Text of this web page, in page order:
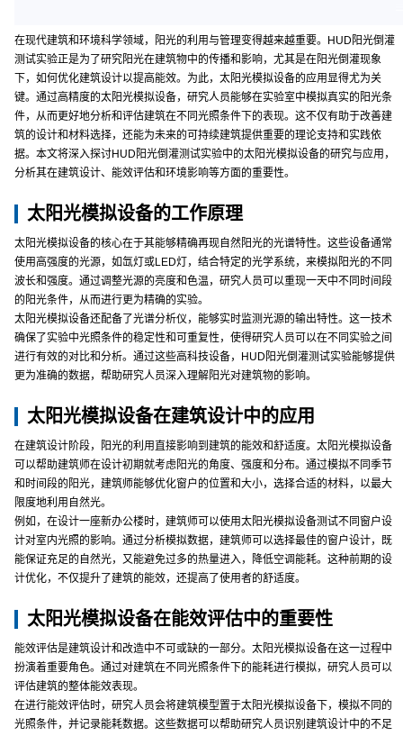
在现代建筑和环境科学领域，阳光的利用与管理变得越来越重要。HUD阳光倒灌
测试实验正是为了研究阳光在建筑物中的传播和影响，尤其是在阳光倒灌现象
下，如何优化建筑设计以提高能效。为此，太阳光模拟设备的应用显得尤为关
键。通过高精度的太阳光模拟设备，研究人员能够在实验室中模拟真实的阳光条
件，从而更好地分析和评估建筑在不同光照条件下的表现。这不仅有助于改善建
筑的设计和材料选择，还能为未来的可持续建筑提供重要的理论支持和实践依
据。本文将深入探讨HUD阳光倒灌测试实验中的太阳光模拟设备的研究与应用，
分析其在建筑设计、能效评估和环境影响等方面的重要性。
太阳光模拟设备的工作原理
太阳光模拟设备的核心在于其能够精确再现自然阳光的光谱特性。这些设备通常
使用高强度的光源，如氙灯或LED灯，结合特定的光学系统，来模拟阳光的不同
波长和强度。通过调整光源的亮度和色温，研究人员可以重现一天中不同时间段
的阳光条件，从而进行更为精确的实验。
太阳光模拟设备还配备了光谱分析仪，能够实时监测光源的输出特性。这一技术
确保了实验中光照条件的稳定性和可重复性，使得研究人员可以在不同实验之间
进行有效的对比和分析。通过这些高科技设备，HUD阳光倒灌测试实验能够提供
更为准确的数据，帮助研究人员深入理解阳光对建筑物的影响。
太阳光模拟设备在建筑设计中的应用
在建筑设计阶段，阳光的利用直接影响到建筑的能效和舒适度。太阳光模拟设备
可以帮助建筑师在设计初期就考虑阳光的角度、强度和分布。通过模拟不同季节
和时间段的阳光，建筑师能够优化窗户的位置和大小，选择合适的材料，以最大
限度地利用自然光。
例如，在设计一座新办公楼时，建筑师可以使用太阳光模拟设备测试不同窗户设
计对室内光照的影响。通过分析模拟数据，建筑师可以选择最佳的窗户设计，既
能保证充足的自然光，又能避免过多的热量进入，降低空调能耗。这种前期的设
计优化，不仅提升了建筑的能效，还提高了使用者的舒适度。
太阳光模拟设备在能效评估中的重要性
能效评估是建筑设计和改造中不可或缺的一部分。太阳光模拟设备在这一过程中
扮演着重要角色。通过对建筑在不同光照条件下的能耗进行模拟，研究人员可以
评估建筑的整体能效表现。
在进行能效评估时，研究人员会将建筑模型置于太阳光模拟设备下，模拟不同的
光照条件，并记录能耗数据。这些数据可以帮助研究人员识别建筑设计中的不足